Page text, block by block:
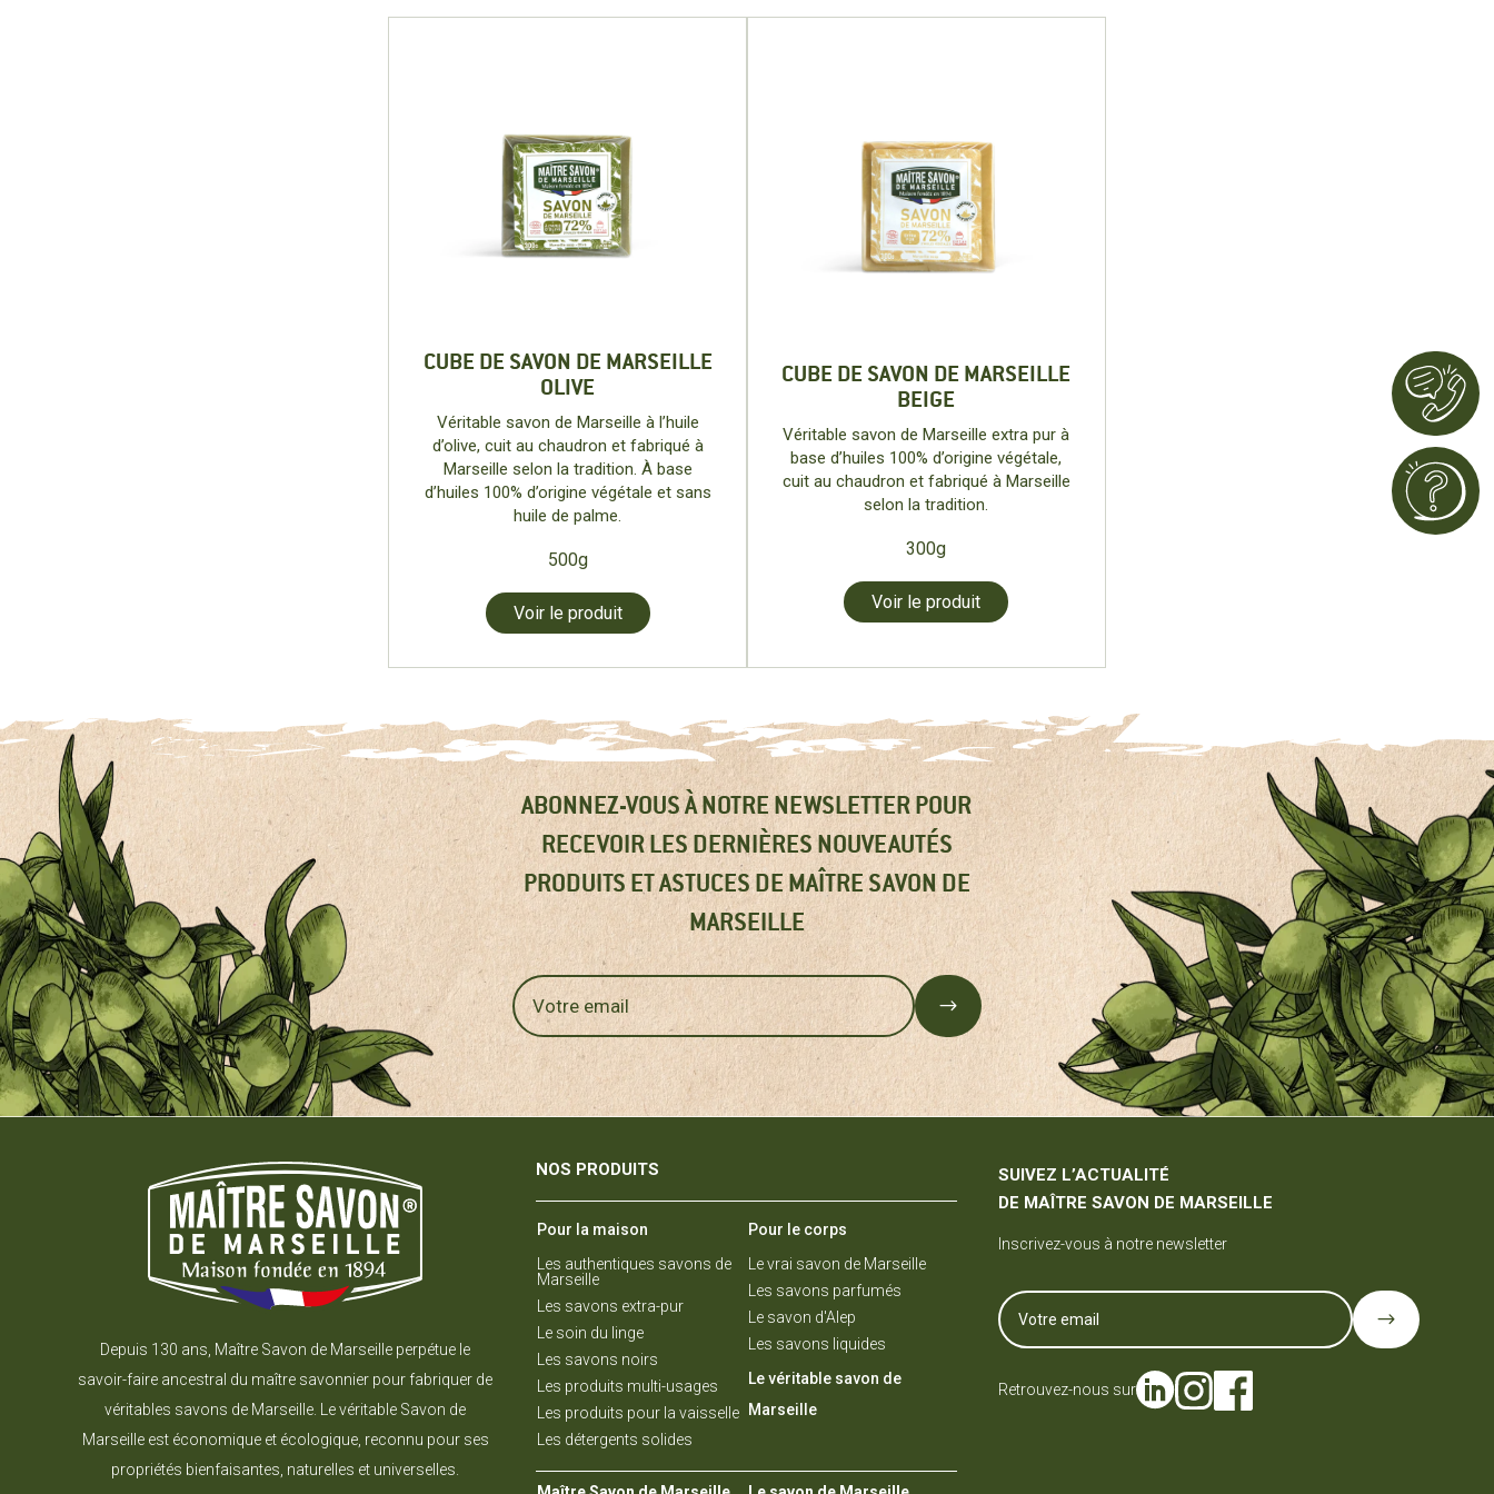
CUBE DE SAVON DE MARSEILLE
OLIVE
Véritable savon de Marseille à l’huile
d’olive, cuit au chaudron et fabriqué à
Marseille selon la tradition. À base
d’huiles 100% d’origine végétale et sans
huile de palme.
500g
Voir le produit
CUBE DE SAVON DE MARSEILLE
BEIGE
Véritable savon de Marseille extra pur à
base d’huiles 100% d’origine végétale,
cuit au chaudron et fabriqué à Marseille
selon la tradition.
300g
Voir le produit
ABONNEZ-VOUS À NOTRE NEWSLETTER POUR
RECEVOIR LES DERNIÈRES NOUVEAUTÉS
PRODUITS ET ASTUCES DE MAÎTRE SAVON DE
MARSEILLE
$
Depuis 130 ans, Maître Savon de Marseille perpétue le
savoir-faire ancestral du maître savonnier pour fabriquer de
véritables savons de Marseille. Le véritable Savon de
Marseille est économique et écologique, reconnu pour ses
propriétés bienfaisantes, naturelles et universelles.
NOS PRODUITS
Pour la maison
Les authentiques savons de
Marseille
Les savons extra-pur
Le soin du linge
Les savons noirs
Les produits multi-usages
Les produits pour la vaisselle
Les détergents solides
Pour le corps
Le vrai savon de Marseille
Les savons parfumés
Le savon d'Alep
Les savons liquides
Le véritable savon de
Marseille
SUIVEZ L’ACTUALITÉ
DE MAÎTRE SAVON DE MARSEILLE
Inscrivez-vous à notre newsletter
$
Retrouvez-nous sur